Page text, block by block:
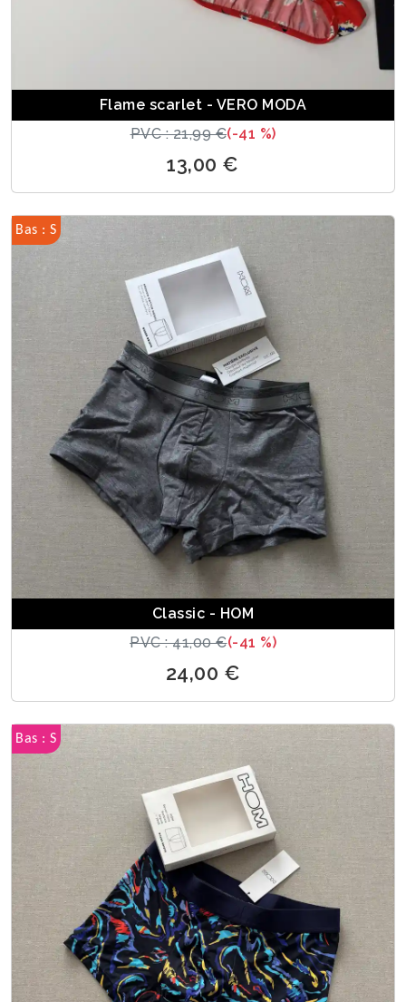
Flame scarlet - VERO MODA
PVC : 21,99 €(-41 %)
13,00 €
Bas : S
Classic - HOM
PVC : 41,00 €(-41 %)
24,00 €
Bas : S